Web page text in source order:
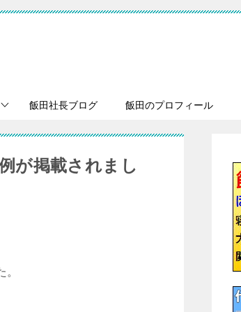
飯田社長ブログ 飯田のプロフィール
が掲載されまし